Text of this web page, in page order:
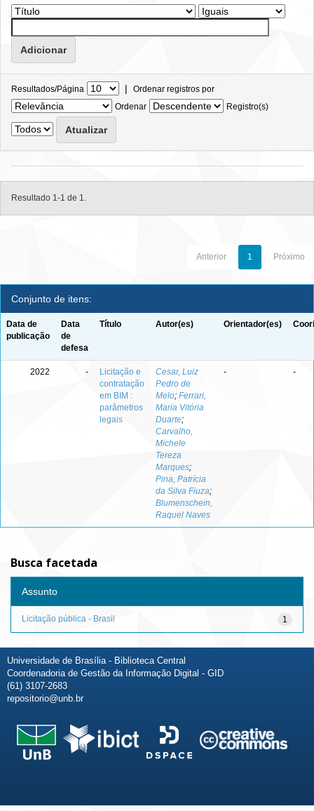
Resultados/Página | Ordenar registros por
Ordenar
Registro(s)
Resultado 1-1 de 1.
Anterior 1 Próximo
Conjunto de itens:
Data de
publicação
Data
de
defesa
Título Autor(es) Orientador(es)
2022 -
Licitação e
contratação
em BIM :
parâmetros
legais
Cesar, Luiz
Pedro de
Melo; Ferrari,
Maria Vitória
Duarte;
Carvalho,
Michele
Tereza
Marques;
Pina, Patrícia
da Silva Fiuza;
Blumenschein,
Raquel Naves
- -
Busca facetada
Assunto
1
Licitação pública - Brasil
Universidade de Brasília - Biblioteca Central
Coordenadoria de Gestão da Informação Digital - GID
(61) 3107-2683
repositorio@unb.br